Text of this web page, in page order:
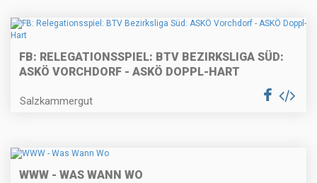
FB: RELEGATIONSSPIEL: BTV BEZIRKSLIGA SÜD:
ASKÖ VORCHDORF - ASKÖ DOPPL-HART
Salzkammergut
WWW - WAS WANN WO